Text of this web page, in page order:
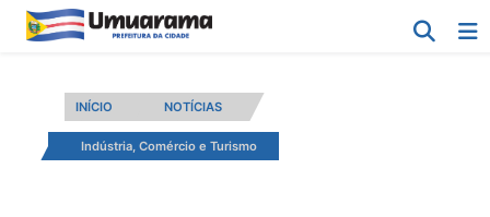
INÍCIO NOTÍCIAS
Indústria, Comércio e Turismo